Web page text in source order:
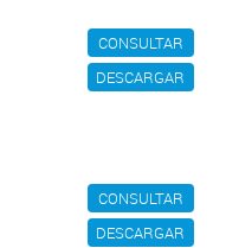
CONSULTAR
DESCARGAR
CONSULTAR
DESCARGAR